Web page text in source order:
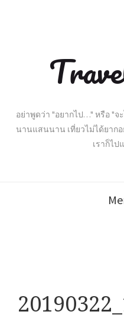
อย่าพูดว่า "อยากไป…" หรือ "
นานแสนนาน เที่ยวไม่ได้ยาก
เราก็ไป